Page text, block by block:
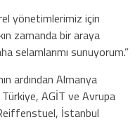
yönetimlerimiz için
zamanda bir araya
selamlarımı sunuyorum.”
ardından Almanya
Türkiye, AGİT ve Avrupa
İstanbul